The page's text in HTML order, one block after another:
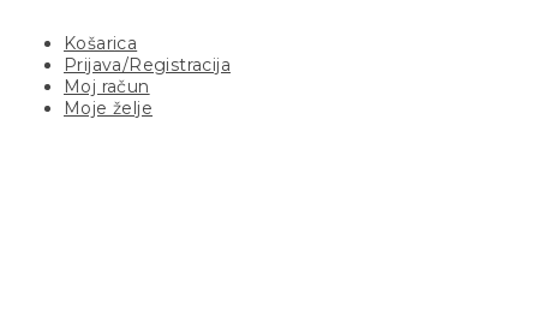
Košarica
Prijava/Registracija
Moj račun
Moje želje